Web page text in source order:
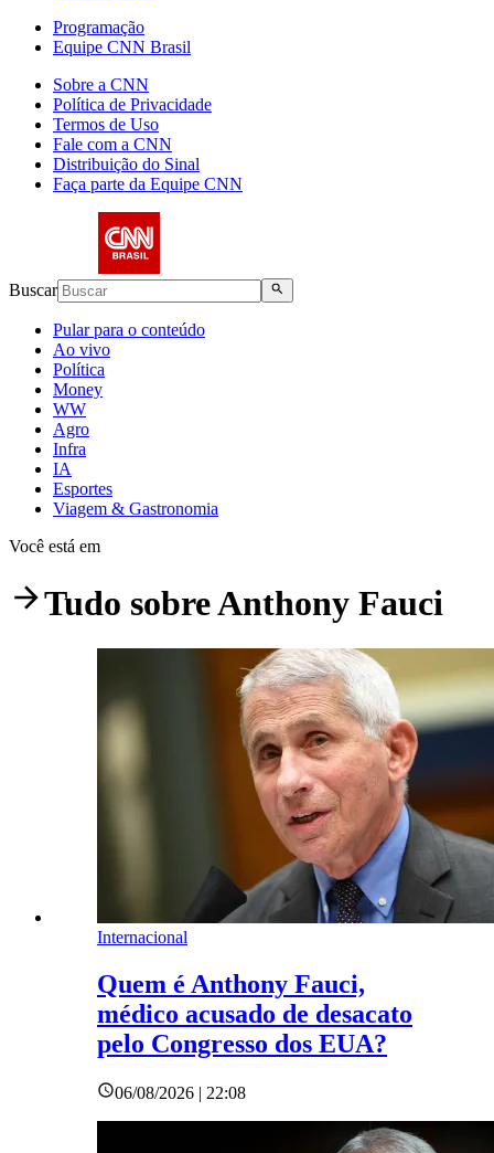
Programação
Equipe CNN Brasil
Sobre a CNN
Política de Privacidade
Termos de Uso
Fale com a CNN
Distribuição do Sinal
Faça parte da Equipe CNN
Buscar
Pular para o conteúdo
Ao vivo
Política
Money
WW
Agro
Infra
IA
Esportes
Viagem & Gastronomia
Você está em
Tudo sobreAnthony Fauci
Internacional
Quem é Anthony Fauci,
médico acusado de desacato
pelo Congresso dos EUA?
06/08/2026 | 22:08